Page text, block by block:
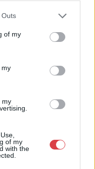
Outs
of my
my
my
of my
with the
06202391066
minden olyan
festmények és műtárgyak
és
a cég által kínált
is, mely által bárki